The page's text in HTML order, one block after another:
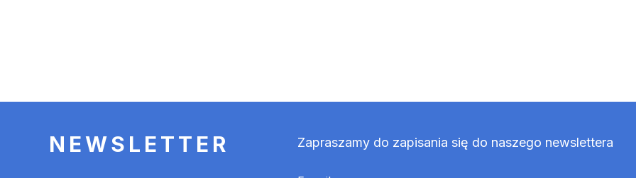
NEWSLETTER Zapraszamy do zapisania się do naszego newslettera